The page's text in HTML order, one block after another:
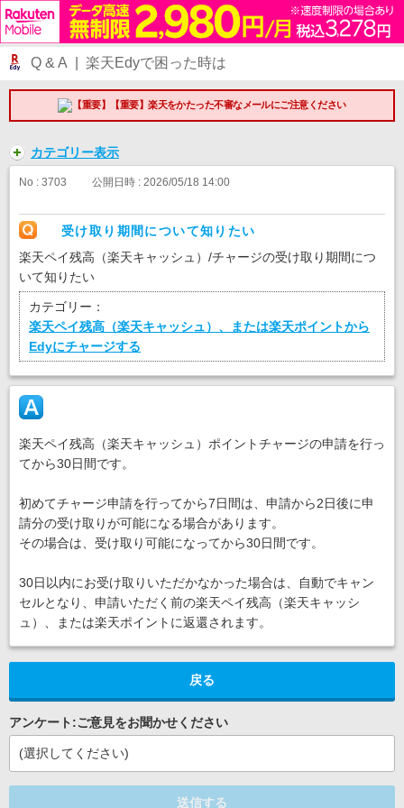
Q & A | 楽天Edyで困った時は
【重要】楽天をかたった不審なメールにご注意ください
カテゴリー表示
No : 3703 公開日時 : 2026/05/18 14:00
受け取り期間について知りたい
楽天ペイ残高（楽天キャッシュ）/チャージの受け取り期間につ
いて知りたい
カテゴリー：
楽天ペイ残高（楽天キャッシュ）、または楽天ポイントから
Edyにチャージする
楽天ペイ残高（楽天キャッシュ）ポイントチャージの申請を行っ
てから30日間です。
初めてチャージ申請を行ってから7日間は、申請から2日後に申
請分の受け取りが可能になる場合があります。
その場合は、受け取り可能になってから30日間です。
30日以内にお受け取りいただかなかった場合は、自動でキャン
セルとなり、申請いただく前の楽天ペイ残高（楽天キャッシ
ュ）、または楽天ポイントに返還されます。
戻る
アンケート:ご意見をお聞かせください
(選択してください)
送信する